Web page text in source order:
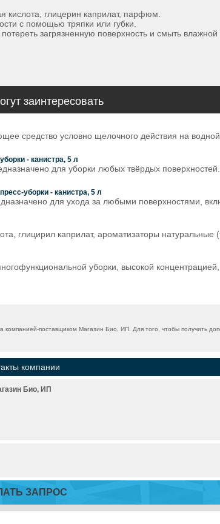
кислота, глицерин каприлат, парфюм.
с помощью тряпки или губки.
загрязненную поверхность и смыть
заинтересовать
средство условно щелочного действия на
- канистра, 5 л
для уборки любых твёрдых
уборки - канистра, 5 л
для ухода за любыми поверхностями,
глицирил каприлат, ароматизаторы
уборки, высокой
компанией-поставщиком Магазин Био, ИП. Для того, чтобы получить
компании
Био, ИП
ЗАПРОС